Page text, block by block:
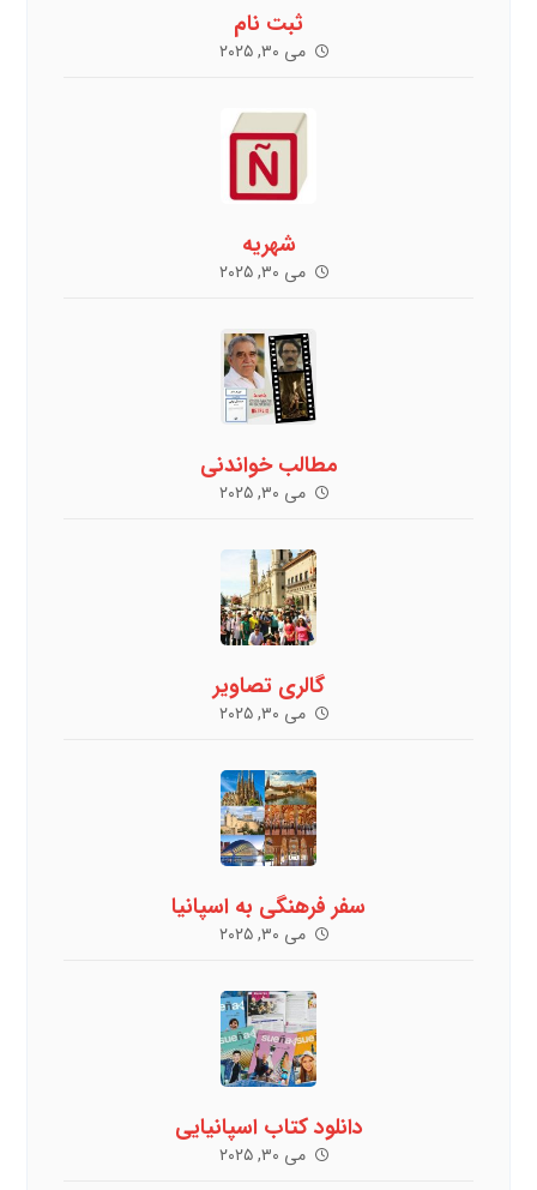
ثبت نام
می ۳۰, ۲۰۲۵
شهریه
می ۳۰, ۲۰۲۵
مطالب خواندنی
می ۳۰, ۲۰۲۵
گالری تصاویر
می ۳۰, ۲۰۲۵
سفر فرهنگی به اسپانیا
می ۳۰, ۲۰۲۵
دانلود کتاب اسپانیایی
می ۳۰, ۲۰۲۵